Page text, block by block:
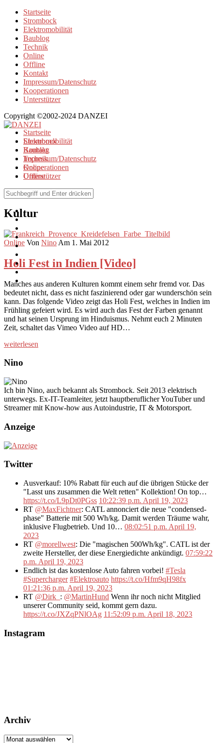
Startseite
Strombock
Elektromobilität
Baublog
Technik
Online
Offline
Kontakt
Impressum/Datenschutz
Kooperationen
Unterstützer
Copyright ©2002-2024 DANZEI
Startseite
Strombock
Kontakt
Impressum/Datenschutz
Kooperationen
Unterstützer
Elektromobilität
Baublog
Technik
Online
Offline
Browse Tag
Kultur
Online Von Nino Am 1. Mai 2012
Holi Fest in Indien [Video]
Manches aus anderen Kulturen kommt einem sehr fremd vor. Das
bedeutet nicht, dass es nicht faszinierend oder gar wunderschön sein
kann. Das folgende Video zeigt das Holi Fest, welches in Indien im
Frühling gefeiert wird. Es wird auch das Fest der Farben genannt
und hat seinen Ursprung im Hinduismus. Nehmt euch 2 Minuten
Zeit, schaltet das Vimeo Video auf HD…
weiterlesen
Nino
Ich bin Nino, auch bekannt als Strombock. Seit 2013 elektrisch
unterwegs. Ex-IT-Teamleiter, jetzt hauptberuflicher YouTuber und
Streamer mit Know-how aus Autoindustrie, IT & Motorsport.
Anzeige
Twitter
Ausverkauf: 10% Rabatt für euch auf die übrigen Stücke der
"Lasst uns zusammen die Welt retten" Kollektion! On top…
https://t.co/L9pDt0PGss 10:22:39 p.m. April 19, 2023
RT @MaxFichtner: CATL annonciert die neue "condensed-
phase" Batterie mit 500 Wh/kg. Damit werden Träume wahr,
inklusive Flugbetrieb. Und 10… 08:02:51 p.m. April 19,
2023
RT @morellwest: Die "magischen 500Wh/kg". CATL ist der
zweite Hersteller, der diese Energiedichte ankündigt. 07:59:22
p.m. April 19, 2023
Endlich ist das kostenlose Auto fahren vorbei! #Tesla
#Supercharger #Elektroauto https://t.co/Hfm9qH98fx
01:21:36 p.m. April 19, 2023
RT @Dirk_ : @MartinHund Wenn ihr noch nicht Mitglied
unserer Community seid, kommt gern dazu.
https://t.co/JXZqPNlOAg 11:52:09 p.m. April 18, 2023
Instagram
Archiv
Archiv